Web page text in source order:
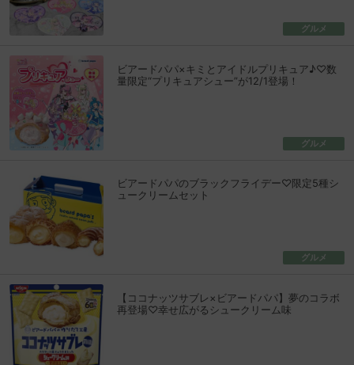
グルメ
ビアードパパ×キミとアイドルプリキュア♪♡数
量限定“プリキュアシュー”が12/1登場！
グルメ
ビアードパパのブラックフライデー♡限定5種シ
ュークリームセット
グルメ
【ココナッツサブレ×ビアードパパ】夢のコラボ
再登場♡幸せ広がるシュークリーム味